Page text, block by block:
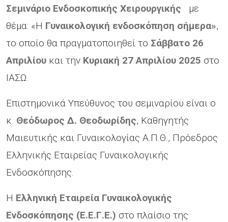
Σεμινάριο Ενδοσκοπικής Χειρουργικής
με
θέμα: «Η Γυναικολογική ενδοσκόπηση σήμερα»,
το οποίο θα πραγματοποιηθεί το Σάββατο 26
Απριλίου και την Κυριακή 27 Απριλίου 2025 στο
ΙΑΣΩ.
Επιστημονικά Υπεύθυνος του σεμιναρίου είναι ο
κ. Θεόδωρος Δ. Θεοδωρίδης, Καθηγητής
Μαιευτικής και Γυναικολογίας Α.Π.Θ., Πρόεδρος
Ελληνικής Εταιρείας Γυναικολογικής
Ενδοσκόπησης.
Η Ελληνική Εταιρεία Γυναικολογικής
Ενδοσκόπησης (Ε.Ε.Γ.Ε.) στο πλαίσιο της